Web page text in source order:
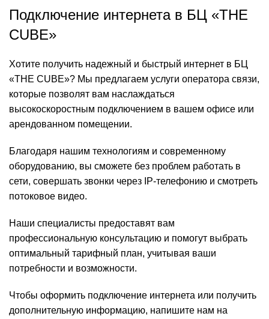
Подключение интернета в БЦ «THE
CUBE»
Хотите получить надежный и быстрый интернет в БЦ
«THE CUBE»? Мы предлагаем услуги оператора связи,
которые позволят вам наслаждаться
высокоскоростным подключением в вашем офисе или
арендованном помещении.
Благодаря нашим технологиям и современному
оборудованию, вы сможете без проблем работать в
сети, совершать звонки через IP-телефонию и смотреть
потоковое видео.
Наши специалисты предоставят вам
профессиональную консультацию и помогут выбрать
оптимальный тарифный план, учитывая ваши
потребности и возможности.
Чтобы оформить подключение интернета или получить
дополнительную информацию, напишите нам на